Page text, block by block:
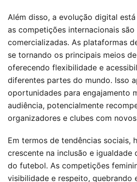
Além disso, a evolução digital
as competições internacionais
comercializadas. As plataformas
se tornando os principais meios
oferecendo flexibilidade e
diferentes partes do mundo. Isso
oportunidades para engajamento
audiência, potencialmente
organizadores e clubes com
Em termos de tendências sociais,
crescente na inclusão e igualdade
do futebol. As competições
visibilidade e respeito, quebrando